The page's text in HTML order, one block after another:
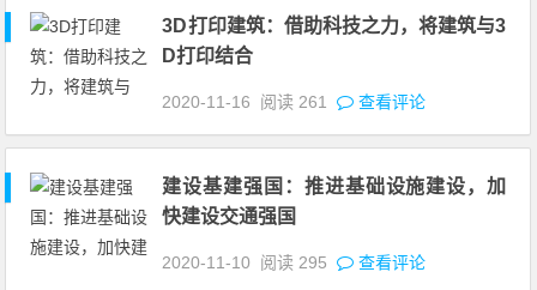
3D打印建筑：借助科技之力，将建筑与3
D打印结合
2020-11-16 阅读 261 查看评论
建设基建强国：推进基础设施建设，加
快建设交通强国
2020-11-10 阅读 295 查看评论